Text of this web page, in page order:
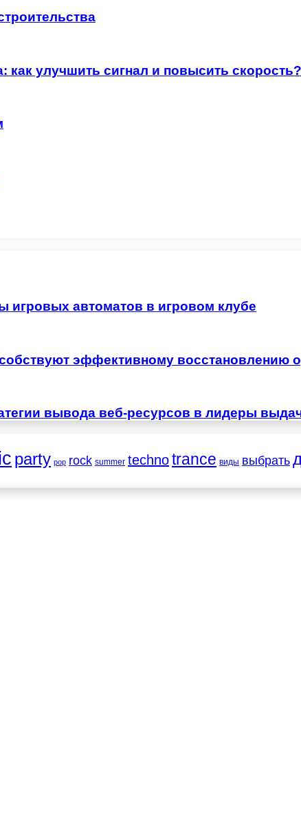
улучшить сигнал и повысить скорость?
игровых автоматов в игровом клубе
эффективному восстановлению
вывода веб-ресурсов в лидеры
party pop rock summer technotrance виды выбрать